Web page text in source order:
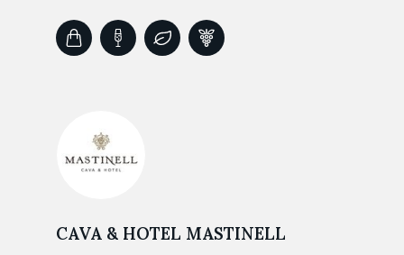
CAVA & HOTEL MASTINELL